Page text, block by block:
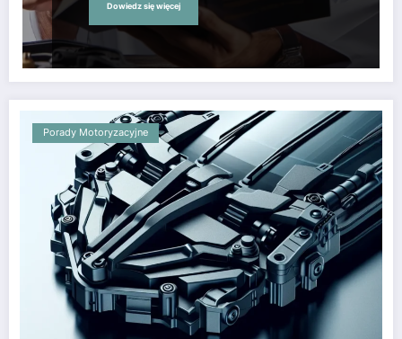
Dowiedz się więcej
Porady Motoryzacyjne